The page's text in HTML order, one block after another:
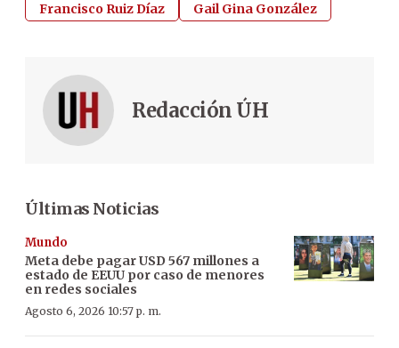
Francisco Ruiz Díaz
Gail Gina González
Redacción ÚH
Últimas Noticias
Mundo
Meta debe pagar USD 567 millones a
estado de EEUU por caso de menores
en redes sociales
Agosto 6, 2026 10:57 p. m.